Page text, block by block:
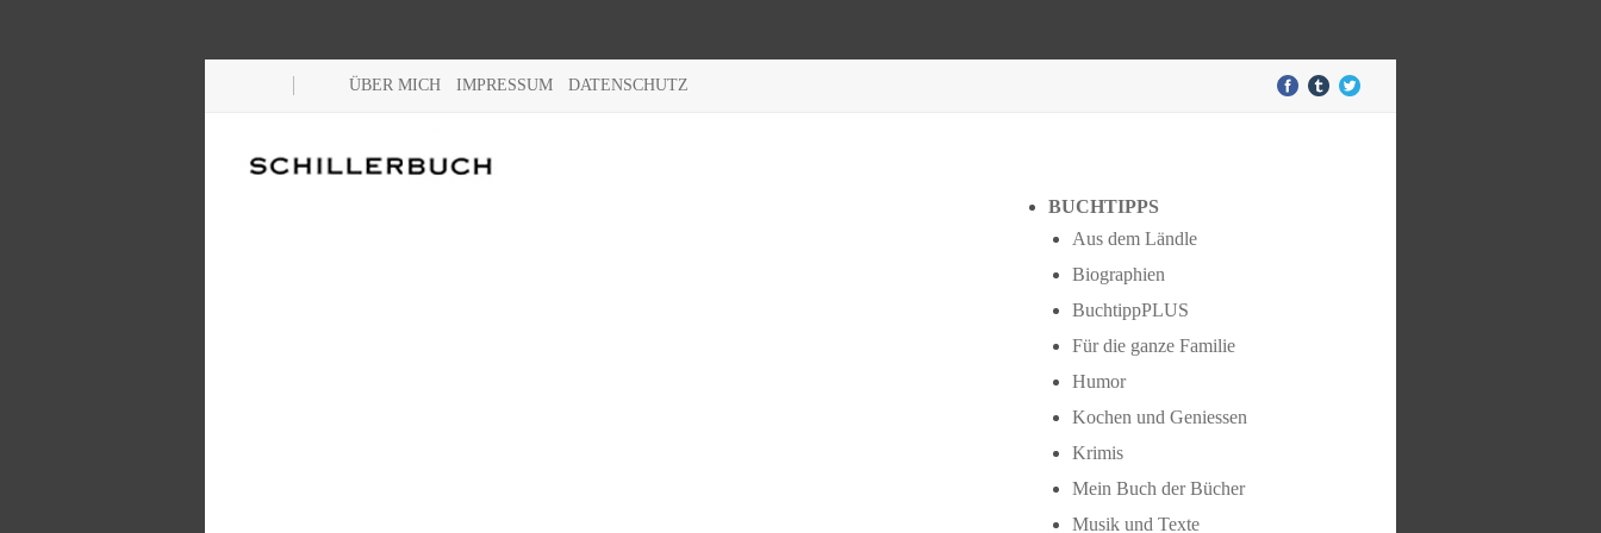
ÜBER MICH IMPRESSUM DATENSCHUTZ
BUCHTIPPS
Aus dem Ländle
Biographien
BuchtippPLUS
Für die ganze Familie
Humor
Kochen und Geniessen
Krimis
Mein Buch der Bücher
Musik und Texte